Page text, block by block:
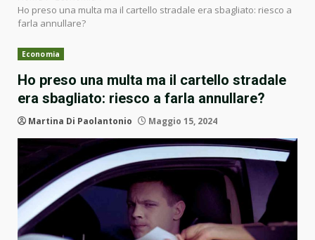
Ho preso una multa ma il cartello stradale era sbagliato: riesco a
farla annullare?
Economia
Ho preso una multa ma il cartello stradale
era sbagliato: riesco a farla annullare?
Martina Di Paolantonio Maggio 15, 2024